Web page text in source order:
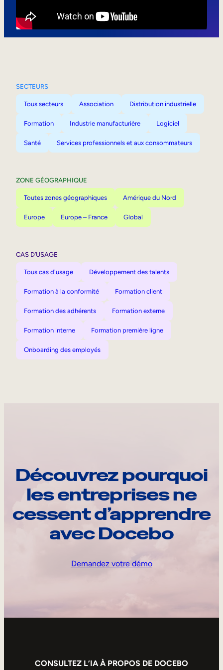
SECTEURS
Tous secteurs Association Distribution industrielle
Formation Industrie manufacturière Logiciel
Santé Services professionnels et aux consommateurs
ZONE GÉOGRAPHIQUE
Toutes zones géographiques Amérique du Nord
Europe Europe – France Global
CAS D’USAGE
Tous cas d'usage Développement des talents
Formation à la conformité Formation client
Formation des adhérents Formation externe
Formation interne Formation première ligne
Onboarding des employés
Découvrez pourquoi
les entreprises ne
cessent d’apprendre
avec Docebo
Demandez votre démo
CONSULTEZ L’IA À PROPOS DE DOCEBO